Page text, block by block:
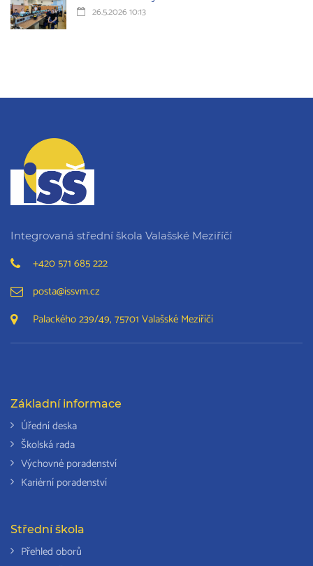
26.5.2026 10:13
Integrovaná střední škola Valašské Meziříčí
+420 571 685 222
posta@issvm.cz
Palackého 239/49, 75701 Valašské Meziříčí
Základní informace
Úřední deska
Školská rada
Výchovné poradenství
Kariérní poradenství
Střední škola
Přehled oborů